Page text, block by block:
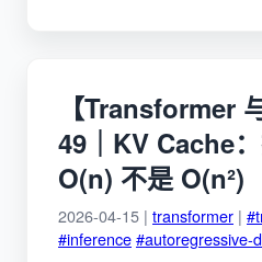
【Transformer
49｜KV Cache
O(n) 不是 O(n²)
2026-04-15 | transformer |
#inference#autoregressive-